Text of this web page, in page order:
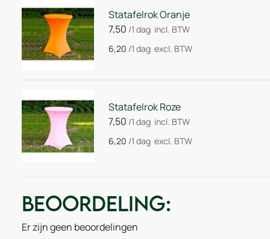
Statafelrok Oranje
7,50 /1 dag incl. BTW
6,20 /1 dag excl. BTW
Statafelrok Roze
7,50 /1 dag incl. BTW
6,20 /1 dag excl. BTW
Beoordeling:
Er zijn geen beoordelingen